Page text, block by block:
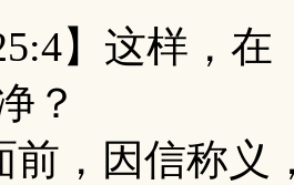
】这样，在
？
，因信称义